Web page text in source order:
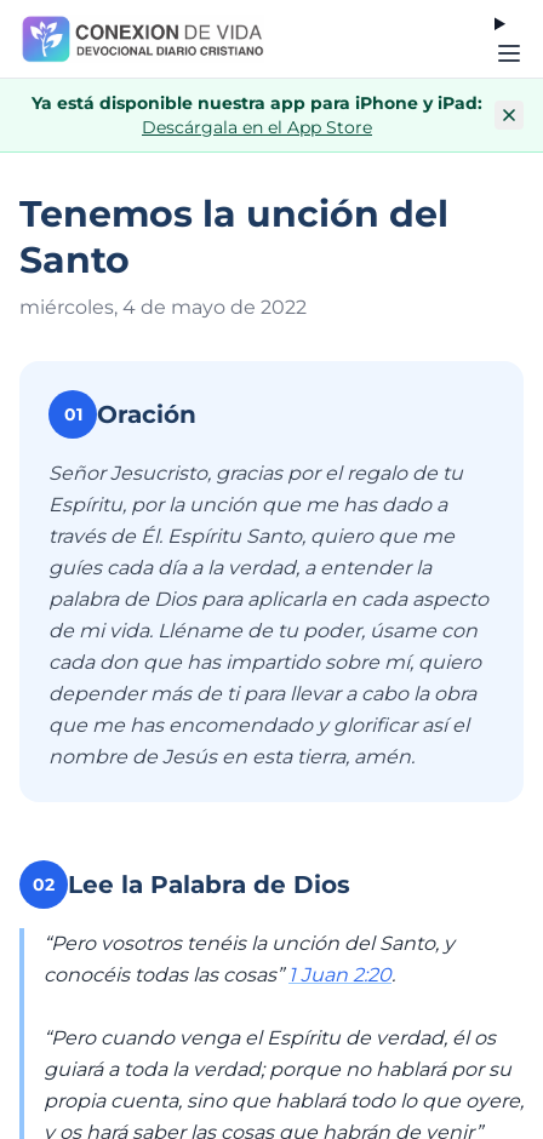
Ya está disponible nuestra app para iPhone y iPad:
Descárgala en el App Store
Tenemos la unción del
Santo
miércoles, 4 de mayo de 2022
01 Oración
Señor Jesucristo, gracias por el regalo de tu
Espíritu, por la unción que me has dado a
través de Él. Espíritu Santo, quiero que me
guíes cada día a la verdad, a entender la
palabra de Dios para aplicarla en cada aspecto
de mi vida. Lléname de tu poder, úsame con
cada don que has impartido sobre mí, quiero
depender más de ti para llevar a cabo la obra
que me has encomendado y glorificar así el
nombre de Jesús en esta tierra, amén.
02 Lee la Palabra de Dios
“Pero vosotros tenéis la unción del Santo, y
conocéis todas las cosas” 1 Juan 2:20.
“Pero cuando venga el Espíritu de verdad, él os
guiará a toda la verdad; porque no hablará por su
propia cuenta, sino que hablará todo lo que oyere,
y os hará saber las cosas que habrán de venir”